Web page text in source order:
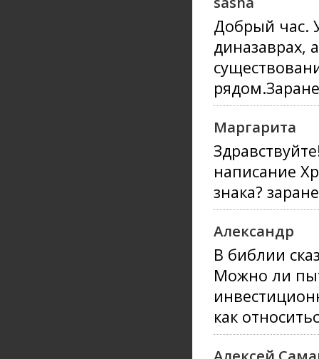
Добрый час.
диназаврах,
Маргарита
написание
знака?
Александр
В библии
Можно ли
как